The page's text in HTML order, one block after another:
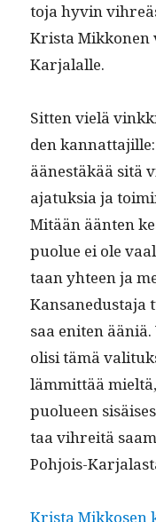
to­ja hyvin
Krista Mikko­nen
Karjalalle.
Sit­ten vielä
den
äänestäkää sitä
ajatuk­sia ja
Mitään ään­ten
puolue ei ole
taan yhteen ja
Kansane­dus­ta­ja
saa eniten
olisi tämä
läm­mit­tää
puolueen
taa vihre­itä
Pohjois-
Krista Mikkosen